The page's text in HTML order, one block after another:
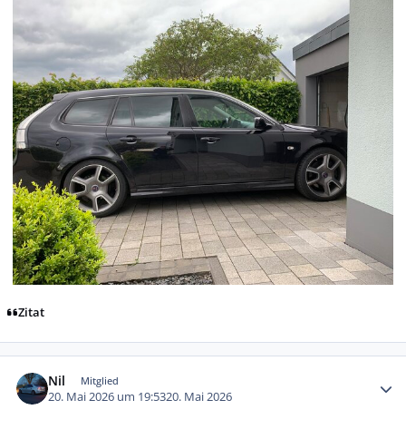
Zitat
Nil Mitglied
20. Mai 2026 um 19:5320. Mai 2026